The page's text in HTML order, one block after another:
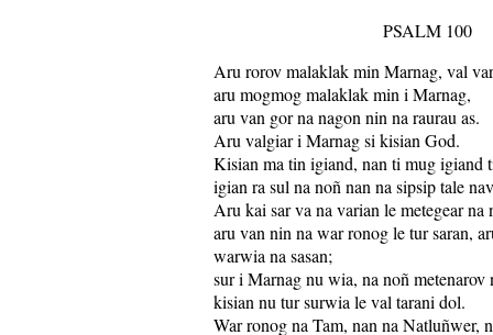
PSALM 100
Aru rorov malaklak min Marnag, val
aru mogmog malaklak min i Marnag,
aru van gor na nagon nin na raurau as.
Aru valgiar i Marnag si kisian God.
Kisian ma tin igiand, nan ti mug igiand
igian ra sul na noñ nan na sipsip tale
Aru kai sar va na varian le metegear na
aru van nin na war ronog le tur saran,
warwia na sasan;
sur i Marnag nu wia, na noñ metenarov
kisian nu tur surwia le val tarani dol.
War ronog na Tam, nan na Natluñwer,